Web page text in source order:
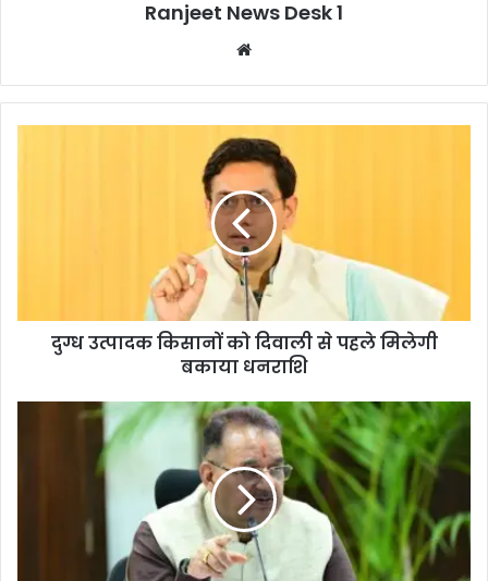
Ranjeet News Desk 1
te
दुग्ध उत्पादक किसानों को दिवाली से पहले मिलेगी
बकाया धनराशि